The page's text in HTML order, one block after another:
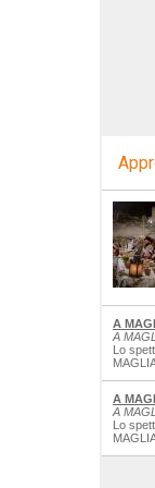
A
A
Lo
A
A
Lo